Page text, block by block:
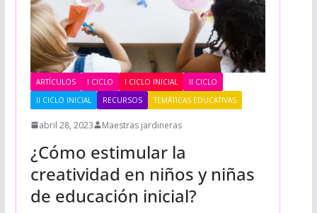
ARTÍCULOS I CICLO I CICLO INICIAL
II CICLO
II CICLO INICIAL
RECURSOS TEMÁTICAS EDUCATIVAS
abril 28, 2023 Maestras jardineras
¿Cómo estimular la
creatividad en niños y niñas
de educación inicial?